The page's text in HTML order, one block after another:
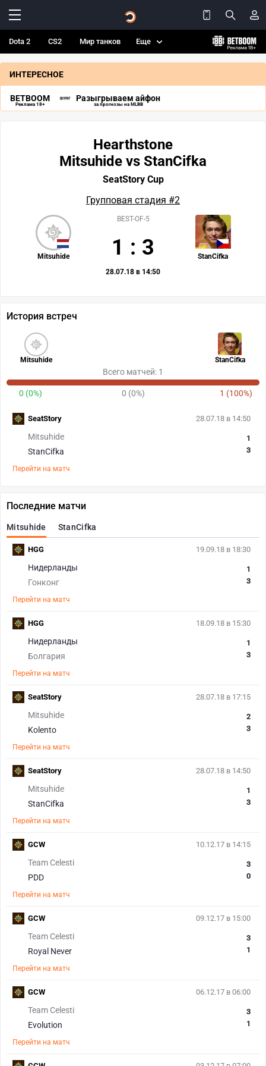
Dota 2 CS2 Мир танков Еще
ИНТЕРЕСНОЕ
BETBOOM
Реклама 18+
Разыгрываем айфон
за прогнозы на MLBB
Hearthstone
Mitsuhide vs StanCifka
SeatStory Cup
Групповая стадия #2
Mitsuhide StanCifka
BEST-OF-5
1 : 3
28.07.18 в 14:50
История встреч
Mitsuhide StanCifka
Всего матчей: 1
0 (0%) 0 (0%) 1 (100%)
28.07.18 в 14:50
Mitsuhide
StanCifka
1
3
Перейти на матч
SeatStory
Последние матчи
Mitsuhide StanCifka
19.09.18 в 18:30
Нидерланды
Гонконг
1
3
Перейти на матч
HGG
18.09.18 в 15:30
Нидерланды
Болгария
1
3
Перейти на матч
HGG
28.07.18 в 17:15
Mitsuhide
Kolento
2
3
Перейти на матч
SeatStory
28.07.18 в 14:50
Mitsuhide
StanCifka
1
3
Перейти на матч
SeatStory
10.12.17 в 14:15
Team Celesti
PDD
3
0
Перейти на матч
GCW
09.12.17 в 15:00
Team Celesti
Royal Never
3
1
Перейти на матч
GCW
06.12.17 в 06:00
Team Celesti
Evolution
3
1
Перейти на матч
GCW